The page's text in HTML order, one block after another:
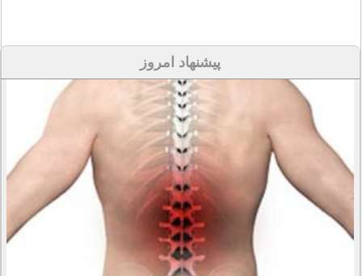
پیشنهاد امروز